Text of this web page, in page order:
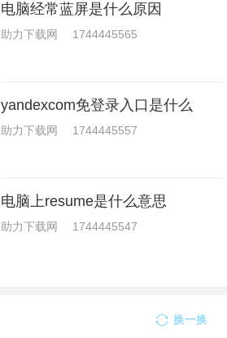
电脑经常蓝屏是什么原因
助力下载网 1744445565
yandexcom免登录入口是什么
助力下载网 1744445557
电脑上resume是什么意思
助力下载网 1744445547
换一换